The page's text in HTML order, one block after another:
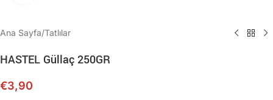
Ana Sayfa/Tatlılar
HASTEL Güllaç 250GR
€3,90